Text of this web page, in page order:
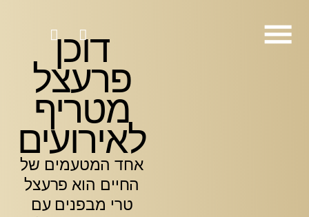
דוכן
פרעצל
מטריף
לאירועים
אחד המטעמים של
החיים הוא פרעצל
טרי מבפנים עם